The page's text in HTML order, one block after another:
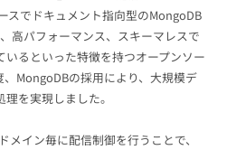
ライアル
大阪 06-6131-9960
10:00〜18:00）
スでドキュメント指向型のMongoDB
高パフォーマンス、スキーマレスで
るといった特徴を持つオープンソー
MongoDBの採用により、大規模デ
を実現しました。
メイン毎に配信制御を行うことで、